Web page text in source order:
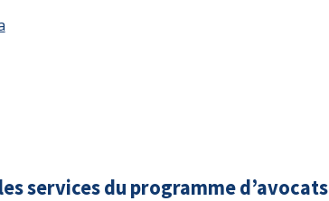
services du programme d’avocats